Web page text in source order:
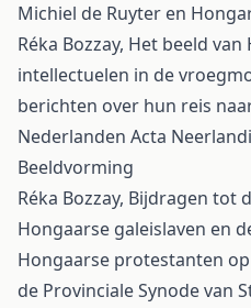
Michiel de Ruyter en
Réka Bozzay, Het beeld
intellectuelen in de
berichten over hun reis
Nederlanden Acta
Beeldvorming
Réka Bozzay, Bijdragen tot
Hongaarse galeislaven en
Hongaarse protestanten
de Provinciale Synode van